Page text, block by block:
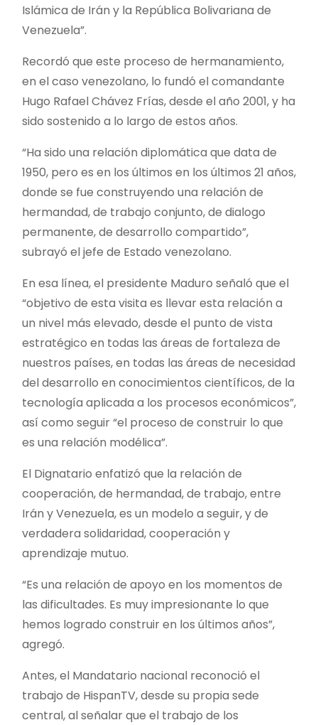
Islámica de Irán y la República Bolivariana de
Venezuela”.
Recordó que este proceso de hermanamiento,
en el caso venezolano, lo fundó el comandante
Hugo Rafael Chávez Frías, desde el año 2001, y ha
sido sostenido a lo largo de estos años.
“Ha sido una relación diplomática que data de
1950, pero es en los últimos en los últimos 21 años,
donde se fue construyendo una relación de
hermandad, de trabajo conjunto, de dialogo
permanente, de desarrollo compartido”,
subrayó el jefe de Estado venezolano.
En esa línea, el presidente Maduro señaló que el
“objetivo de esta visita es llevar esta relación a
un nivel más elevado, desde el punto de vista
estratégico en todas las áreas de fortaleza de
nuestros países, en todas las áreas de necesidad
del desarrollo en conocimientos científicos, de la
tecnología aplicada a los procesos económicos”,
así como seguir “el proceso de construir lo que
es una relación modélica”.
El Dignatario enfatizó que la relación de
cooperación, de hermandad, de trabajo, entre
Irán y Venezuela, es un modelo a seguir, y de
verdadera solidaridad, cooperación y
aprendizaje mutuo.
“Es una relación de apoyo en los momentos de
las dificultades. Es muy impresionante lo que
hemos logrado construir en los últimos años”,
agregó.
Antes, el Mandatario nacional reconoció el
trabajo de HispanTV, desde su propia sede
central, al señalar que el trabajo de los